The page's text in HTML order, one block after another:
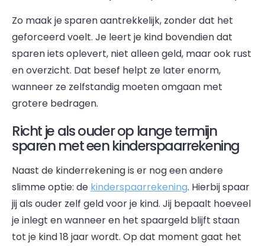
Zo maak je sparen aantrekkelijk, zonder dat het
geforceerd voelt. Je leert je kind bovendien dat
sparen iets oplevert, niet alleen geld, maar ook rust
en overzicht. Dat besef helpt ze later enorm,
wanneer ze zelfstandig moeten omgaan met
grotere bedragen.
Richt je als ouder op lange termijn
sparen met een kinderspaarrekening
Naast de kinderrekening is er nog een andere
slimme optie: de kinderspaarrekening. Hierbij spaar
jij als ouder zelf geld voor je kind. Jij bepaalt hoeveel
je inlegt en wanneer en het spaargeld blijft staan
tot je kind 18 jaar wordt. Op dat moment gaat het